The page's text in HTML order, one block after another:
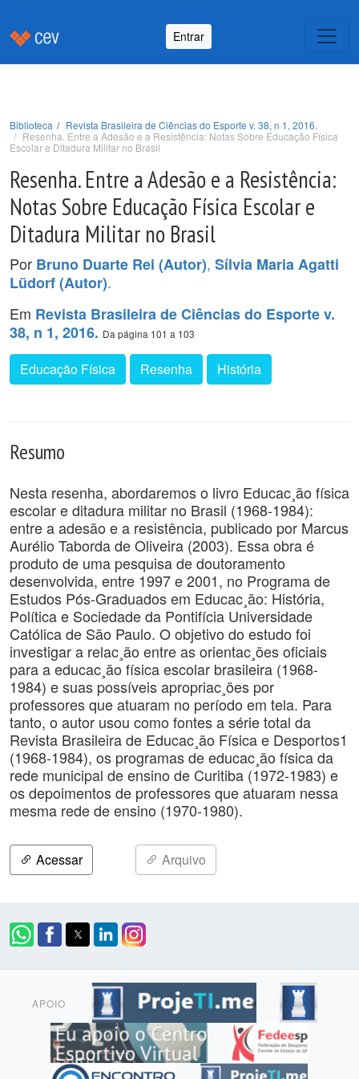
Entrar
Biblioteca
Revista Brasileira de Ciências do Esporte v. 38, n 1, 2016.
Resenha. Entre a Adesão e a Resistência: Notas Sobre Educação Física
Escolar e Ditadura Militar no Brasil
Resenha. Entre a Adesão e a Resistência:
Notas Sobre Educação Física Escolar e
Ditadura Militar no Brasil
Por Bruno Duarte Rei (Autor), Sílvia Maria Agatti
Lüdorf (Autor).
Em Revista Brasileira de Ciências do Esporte v.
38, n 1, 2016. Da página 101 a 103
Educação Física Resenha História
Resumo
Nesta resenha, abordaremos o livro Educac¸ão física
escolar e ditadura militar no Brasil (1968-1984):
entre a adesão e a resistência, publicado por Marcus
Aurélio Taborda de Oliveira (2003). Essa obra é
produto de uma pesquisa de doutoramento
desenvolvida, entre 1997 e 2001, no Programa de
Estudos Pós-Graduados em Educac¸ão: História,
Política e Sociedade da Pontifícia Universidade
Católica de São Paulo. O objetivo do estudo foi
investigar a relac¸ão entre as orientac¸ões oficiais
para a educac¸ão física escolar brasileira (1968-
1984) e suas possíveis apropriac¸ões por
professores que atuaram no período em tela. Para
tanto, o autor usou como fontes a série total da
Revista Brasileira de Educac¸ão Física e Desportos1
(1968-1984), os programas de educac¸ão física da
rede municipal de ensino de Curitiba (1972-1983) e
os depoimentos de professores que atuaram nessa
mesma rede de ensino (1970-1980).
Acessar Arquivo
APOIO